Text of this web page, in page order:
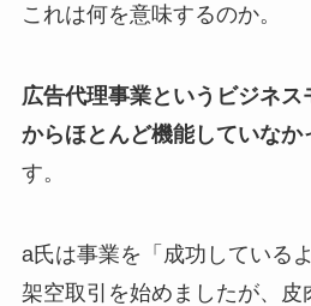
これは何を意味するのか。
広告代理事業というビジネ
からほとんど機能していなか
す。
a氏は事業を「成功している
架空取引を始めましたが、皮